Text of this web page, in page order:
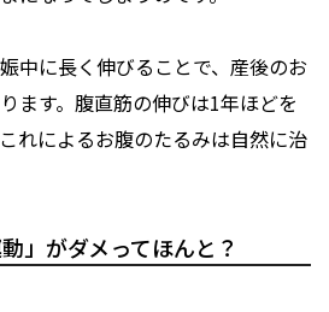
中に長く伸びることで、産後のお
ます。腹直筋の伸びは1年ほどを
れによるお腹のたるみは自然に治
」がダメってほんと？